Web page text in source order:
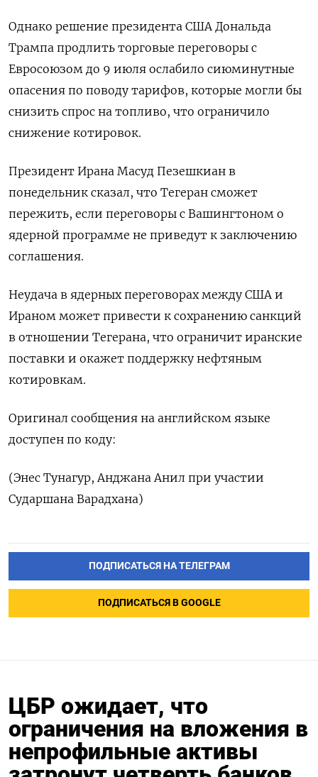
Однако решение президента США Дональда
Трампа продлить торговые переговоры с
Евросоюзом до 9 июля ослабило сиюминутные
опасения по поводу тарифов, которые могли бы
снизить спрос на топливо, что ограничило
снижение котировок.
Президент Ирана Масуд Пезешкиан в
понедельник сказал, что Тегеран сможет
пережить, если переговоры с Вашингтоном о
ядерной программе не приведут к заключению
соглашения.
Неудача в ядерных переговорах между США и
Ираном может привести к сохранению санкций
в отношении Тегерана, что ограничит иранские
поставки и окажет поддержку нефтяным
котировкам.
Оригинал сообщения на английском языке
доступен по коду:
(Энес Тунагур, Анджана Анил при участии
Сударшана Варадхана)
ПОДПИСАТЬСЯ НА ТЕЛЕГРАМ
ПОДПИСАТЬСЯ В GOOGLE
ЦБР ожидает, что
ограничения на вложения в
непрофильные активы